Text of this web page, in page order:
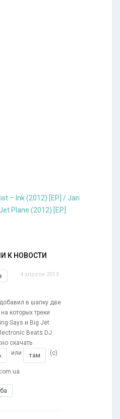
– Ink (2012) [EP] / Jan
Plane (2012) [EP]
К НОВОСТИ
4 апреля 2013
в шапку две
которых треки
Says и Big Jet
Beats DJ
скачать
или там (с)